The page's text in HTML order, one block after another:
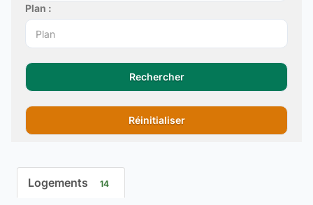
Plan :
Rechercher
Réinitialiser
Logements 14